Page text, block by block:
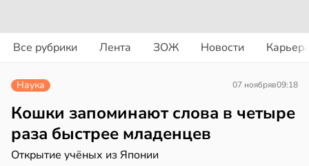
Все рубрики Лента ЗОЖ Новости
Наука 07 ноябряв09:18
Кошки запоминают слова в четыре
раза быстрее младенцев
Открытие учёных из Японии